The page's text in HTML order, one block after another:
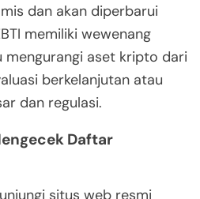
dan akan diperbarui
memiliki wewenang
mengurangi aset kripto dari
berkelanjutan atau
dan regulasi.
Daftar
situs web resmi